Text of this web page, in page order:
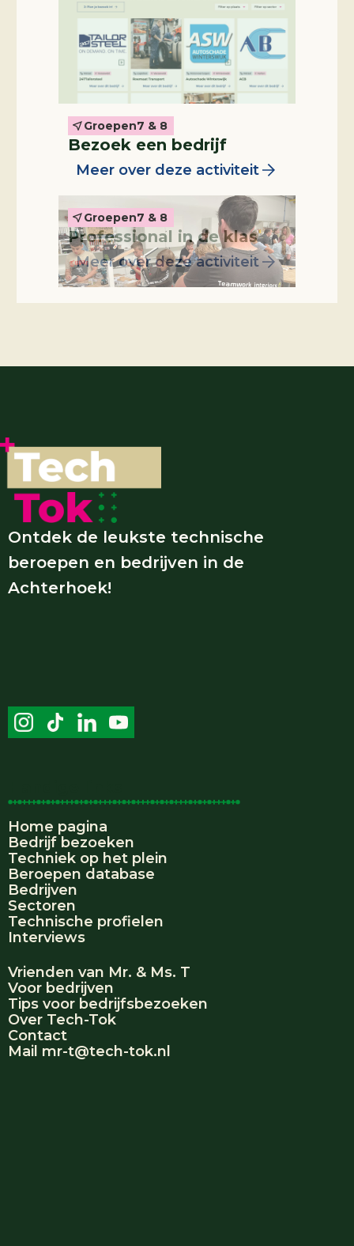
Groepen7 & 8
Bezoek een bedrijf
Meer over deze activiteit
Professional in de klas
Groepen7 & 8
Professional in de klas
Meer over deze activiteit
Ontdek de leukste technische
beroepen en bedrijven in de
Achterhoek!
Home pagina
Bedrijf bezoeken
Techniek op het plein
Beroepen database
Bedrijven
Sectoren
Technische profielen
Interviews
Vrienden van Mr. & Ms. T
Voor bedrijven
Tips voor bedrijfsbezoeken
Over Tech-Tok
Contact
Mail mr-t@tech-tok.nl